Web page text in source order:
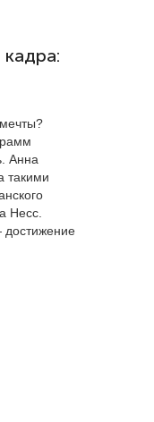
кадра:
Анна
такими
Несс.
достижение